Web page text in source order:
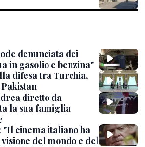
denunciata dei
in gasolio e benzina"
difesa tra Turchia,
diretto da
la sua famiglia
"Il cinema italiano ha
del mondo e del